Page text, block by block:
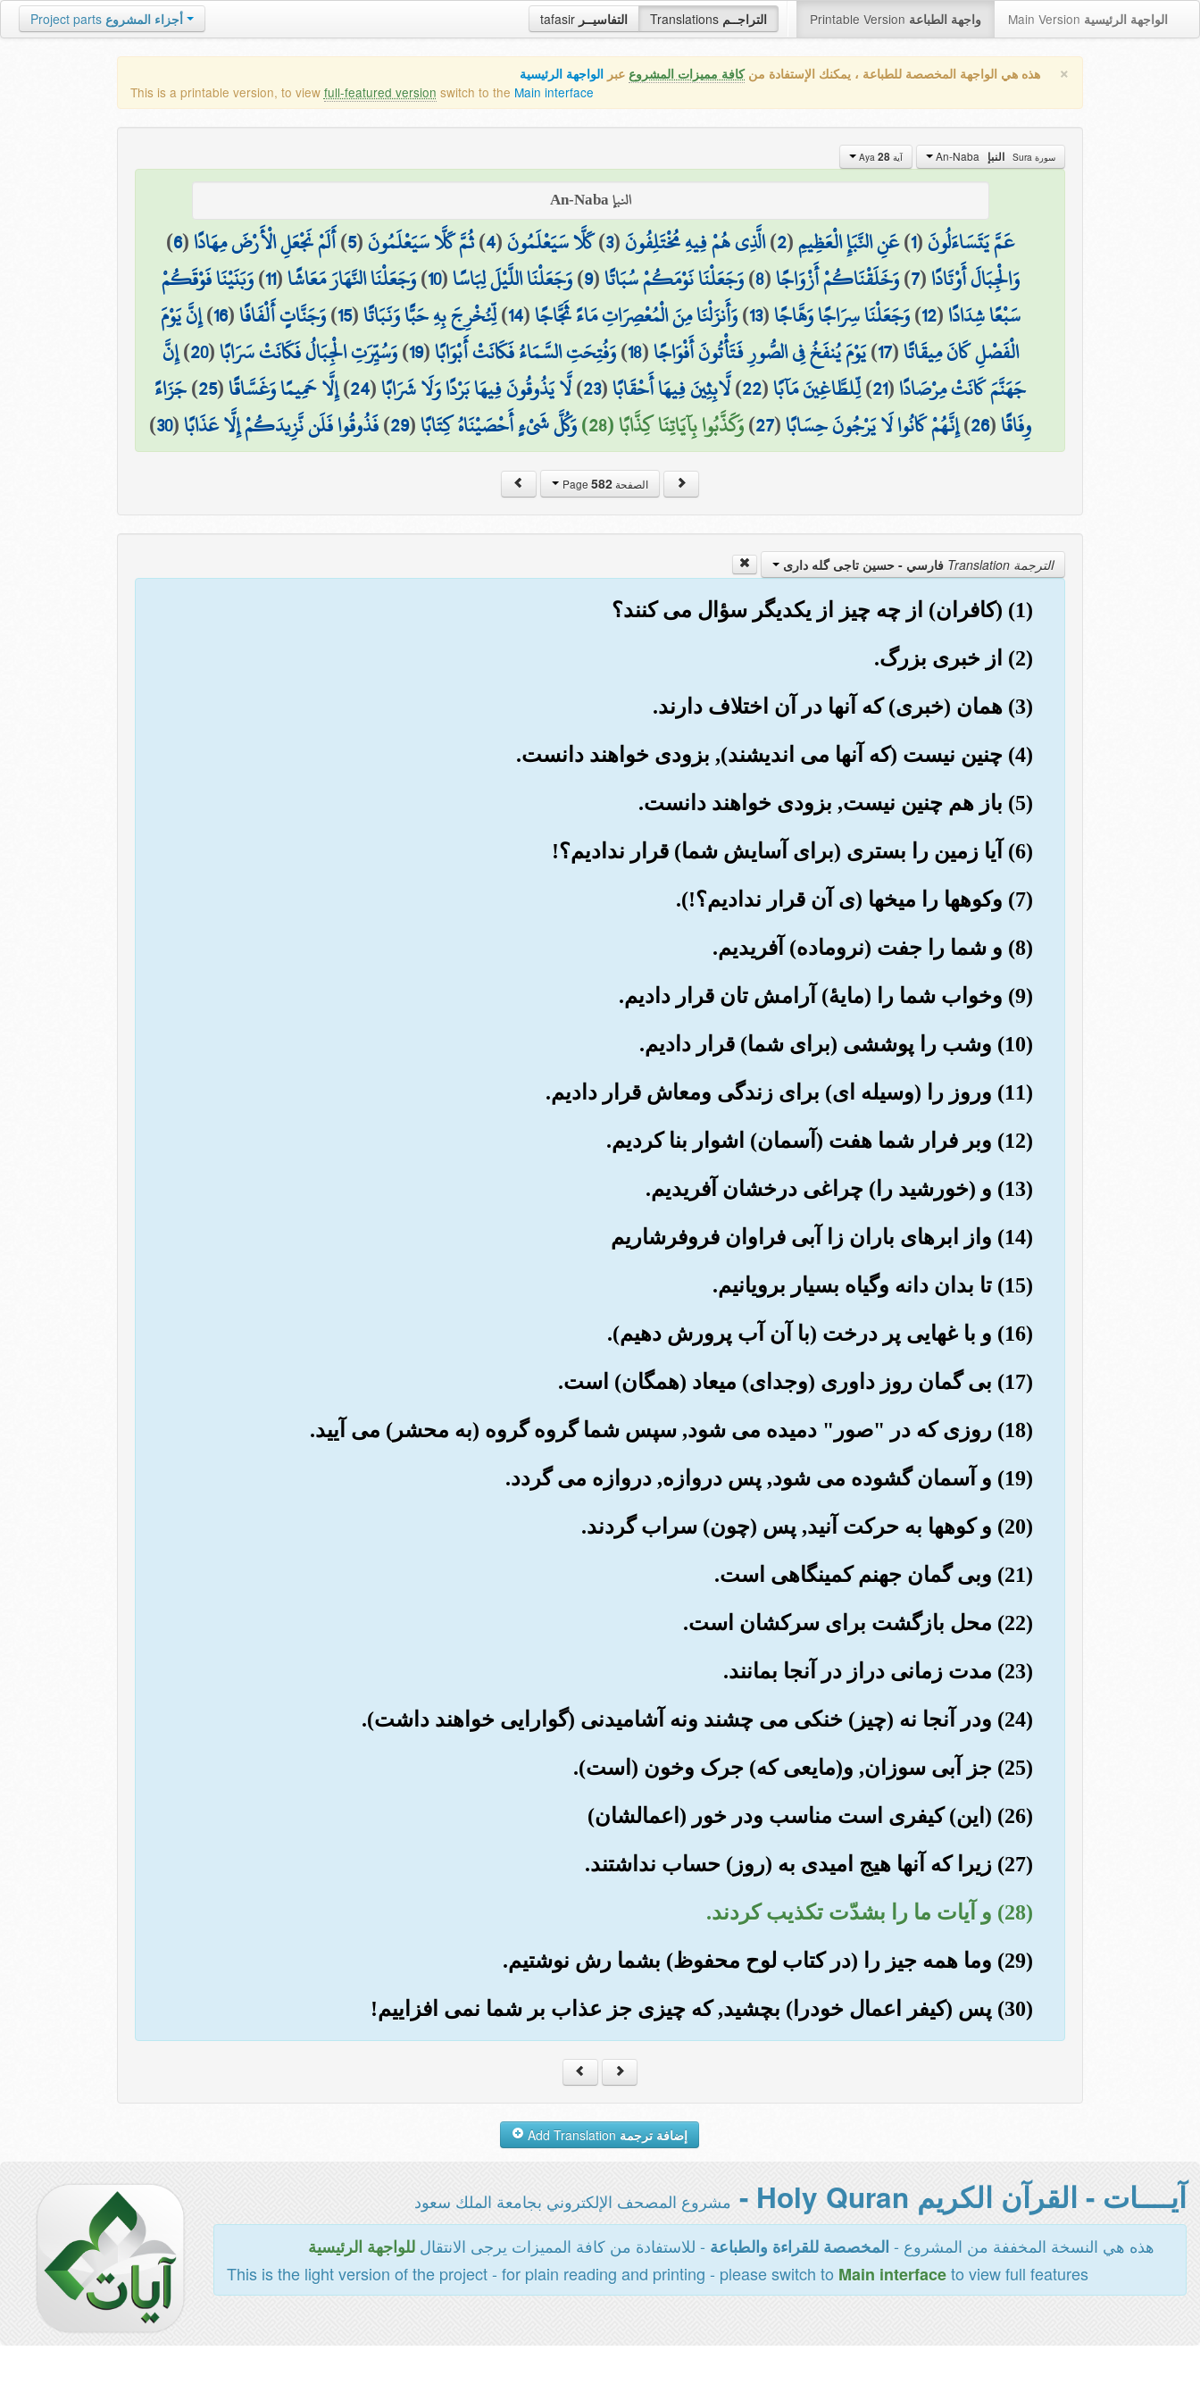
tafasir التفاسيــر Translations التراجــم Printable Version واجهة الطباعة Main Version الواجهة الرئيسية Project parts أجزاء المشروع
× هذه هي الواجهة المخصصة للطباعة ، يمكنك الإستفادة منكافة مميزات المشروع عبر الواجهة الرئيسية
This is a printable version, to view full-featured version switch to the Main interface
سورة Sura النبإ آية Aya 28
النبإ An-Naba
عَمَّ يَتَسَاءَلُونَ(
1
)عَنِ النَّبَإِ الْعَظِيمِ(
2
)الَّذِي هُمْ فِيهِ مُخْتَلِفُونَ(
3
)كَلَّا سَيَعْلَمُونَ(
4
)ثُمَّ كَلَّا سَيَعْلَمُونَ(
5
)أَلَمْ نَجْعَلِ الْأَرْضَ مِهَادًا(
6
)
وَالْجِبَالَ أَوْتَادًا(
7
)وَخَلَقْنَاكُمْ أَزْوَاجًا(
8
)وَجَعَلْنَا نَوْمَكُمْ سُبَاتًا(
9
)وَجَعَلْنَا اللَّيْلَ لِبَاسًا(
10
)وَجَعَلْنَا النَّهَارَ مَعَاشًا(
11
)وَبَنَيْنَا فَوْقَكُمْ
سَبْعًا شِدَادًا(
12
)وَجَعَلْنَا سِرَاجًا وَهَّاجًا(
13
)وَأَنزَلْنَا مِنَ الْمُعْصِرَاتِ مَاءً ثَجَّاجًا(
14
)لِّنُخْرِجَ بِهِ حَبًّا وَنَبَاتًا(
15
)وَجَنَّاتٍ أَلْفَافًا(
16
)إِنَّ يَوْمَ
الْفَصْلِ كَانَ مِيقَاتًا(
17
)يَوْمَ يُنفَخُ فِي الصُّورِ فَتَأْتُونَ أَفْوَاجًا(
18
)وَفُتِحَتِ السَّمَاءُ فَكَانَتْ أَبْوَابًا(
19
)وَسُيِّرَتِ الْجِبَالُ فَكَانَتْ سَرَابًا(
20
)إِنَّ
جَهَنَّمَ كَانَتْ مِرْصَادًا(
21
)لِّلطَّاغِينَ مَآبًا(
22
)لَّابِثِينَ فِيهَا أَحْقَابًا(
23
)لَّا يَذُوقُونَ فِيهَا بَرْدًا وَلَا شَرَابًا(
24
)إِلَّا حَمِيمًا وَغَسَّاقًا(
25
)جَزَاءً
وِفَاقًا(
26
)إِنَّهُمْ كَانُوا لَا يَرْجُونَ حِسَابًا(
27
)وَكَذَّبُوا بِآيَاتِنَا كِذَّابًا (28) وَكُلَّ شَيْءٍ أَحْصَيْنَاهُ كِتَابًا(
29
)فَذُوقُوا فَلَن نَّزِيدَكُمْ إِلَّا عَذَابًا(
30
)
الصفحة Page582
الترجمة Translation فارسي - حسین تاجی گله داری
(1) (کافران) از چه چیز از یکدیگر سؤال می کنند؟
(2) از خبری بزرگ.
(3) همان (خبری) که آنها در آن اختلاف دارند.
(4) چنین نیست (که آنها می اندیشند), بزودی خواهند دانست.
(5) باز هم چنین نیست, بزودی خواهند دانست.
(6) آیا زمین را بستری (برای آسایش شما) قرار ندادیم؟!
(7) وکوهها را میخها (ی آن قرار ندادیم؟!).
(8) و شما را جفت (نروماده) آفریدیم.
(9) وخواب شما را (مایۀ) آرامش تان قرار دادیم.
(10) وشب را پوششی (برای شما) قرار دادیم.
(11) وروز را (وسیله ای) برای زندگی ومعاش قرار دادیم.
(12) وبر فرار شما هفت (آسمان) اشوار بنا کردیم.
(13) و (خورشید را) چراغی درخشان آفریدیم.
(14) واز ابرهای باران زا آبی فراوان فروفرشاریم
(15) تا بدان دانه وگیاه بسیار برویانیم.
(16) و با غهایی پر درخت (با آن آب پرورش دهیم).
(17) بی گمان روز داوری (وجدای) میعاد (همگان) است.
(18) روزی که در "صور" دمیده می شود, سپس شما گروه گروه (به محشر) می آیید.
(19) و آسمان گشوده می شود, پس دروازه, دروازه می گردد.
(20) و کوهها به حرکت آنید, پس (چون) سراب گردند.
(21) وبی گمان جهنم کمینگاهی است.
(22) محل بازگشت برای سرکشان است.
(23) مدت زمانی دراز در آنجا بمانند.
(24) ودر آنجا نه (چیز) خنکی می چشند ونه آشامیدنی (گوارایی خواهند داشت).
(25) جز آبی سوزان, و(مایعی که) جرک وخون (است).
(26) (این) کیفری است مناسب ودر خور (اعمالشان)
(27) زیرا که آنها هیج امیدی به (روز) حساب نداشتند.
(28) و آیات ما را بشدّت تکذیب کردند.
(29) وما همه جیز را (در کتاب لوح محفوظ) بشما رش نوشتیم.
(30) پس (کیفر اعمال خودرا) بچشید, که چیزی جز عذاب بر شما نمی افزاییم!
إضافة ترجمة
آيــــات - القرآن الكريم Holy Quran - مشروع المصحف الإلكتروني بجامعة الملك سعود
هذه هي النسخة المخففة من المشروع - المخصصة للقراءة والطباعة - للاستفادة من كافة المميزات يرجى الانتقالللواجهة الرئيسية
This is the light version of the project - for plain reading and printing - please switch to Main interfaceto view full features